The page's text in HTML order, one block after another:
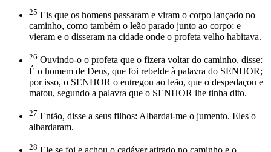
25 Eis que os homens passaram e viram o corpo lançado no
caminho, como também o leão parado junto ao corpo; e
vieram e o disseram na cidade onde o profeta velho habitava.
26 Ouvindo-o o profeta que o fizera voltar do caminho, disse:
É o homem de Deus, que foi rebelde à palavra do SENHOR;
por isso, o SENHOR o entregou ao leão, que o despedaçou e
matou, segundo a palavra que o SENHOR lhe tinha dito.
27 Então, disse a seus filhos: Albardai-me o jumento. Eles o
albardaram.
28